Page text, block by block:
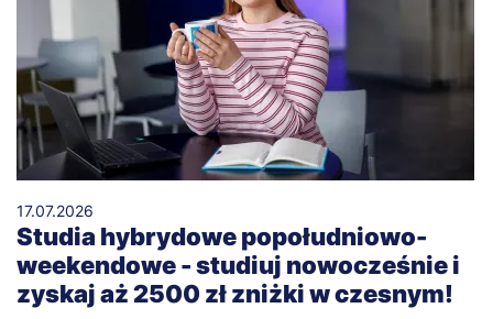
17.07.2026
Studia hybrydowe popołudniowo-
weekendowe - studiuj nowocześnie i
zyskaj aż 2500 zł zniżki w czesnym!